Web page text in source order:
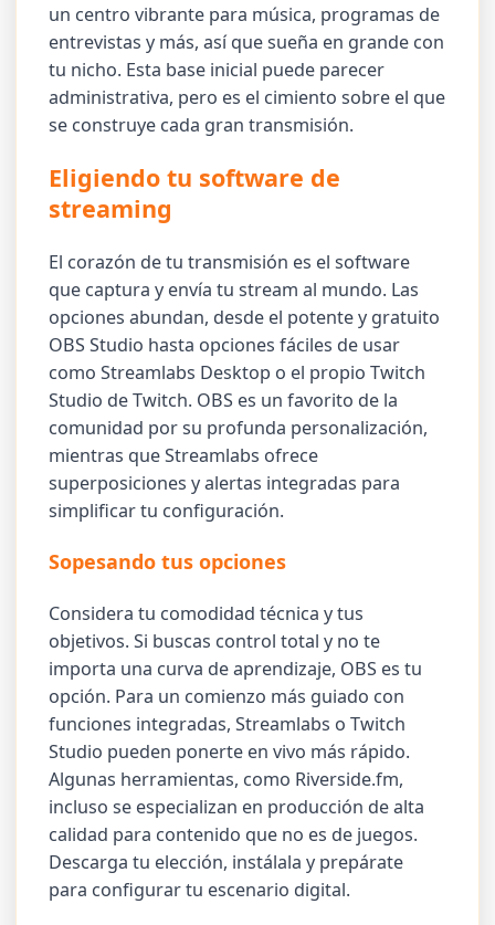
un centro vibrante para música, programas de
entrevistas y más, así que sueña en grande con
tu nicho. Esta base inicial puede parecer
administrativa, pero es el cimiento sobre el que
se construye cada gran transmisión.
Eligiendo tu software de
streaming
El corazón de tu transmisión es el software
que captura y envía tu stream al mundo. Las
opciones abundan, desde el potente y gratuito
OBS Studio hasta opciones fáciles de usar
como Streamlabs Desktop o el propio Twitch
Studio de Twitch. OBS es un favorito de la
comunidad por su profunda personalización,
mientras que Streamlabs ofrece
superposiciones y alertas integradas para
simplificar tu configuración.
Sopesando tus opciones
Considera tu comodidad técnica y tus
objetivos. Si buscas control total y no te
importa una curva de aprendizaje, OBS es tu
opción. Para un comienzo más guiado con
funciones integradas, Streamlabs o Twitch
Studio pueden ponerte en vivo más rápido.
Algunas herramientas, como Riverside.fm,
incluso se especializan en producción de alta
calidad para contenido que no es de juegos.
Descarga tu elección, instálala y prepárate
para configurar tu escenario digital.